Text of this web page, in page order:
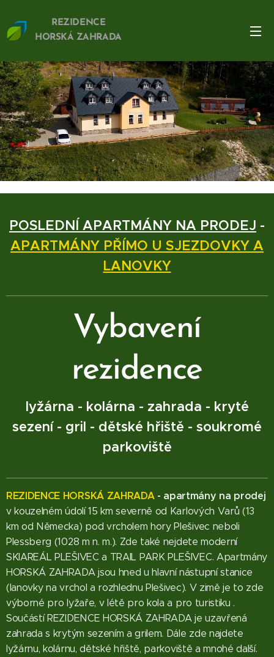
REZIDENCE
HORSKÁ ZAHRADA
POSLEDNÍ APARTMÁNY NA PRODEJ -
APARTMÁNY PŘÍMO U SJEZDOVKY A
LANOVKY
Vybavení
rezidence
lyžárna - kolárna - zahrada - kryté
sezení - gril - dětské hřiště - soukromé
parkoviště
REZIDENCE HORSKÁ ZAHRADA - apartmány na prodej
v kouzelném údolí 15 km severně od Karlových Varů (13
km od Německa) pod vrcholem hory Plešivec neboli
Plessberg (1028 m n. m.). Zde také nejdete moderní
SKIAREÁL PLEŠIVEC a TRAIL PARK PLEŠIVEC. Apartmány
HORSKÁ ZAHRADA jsou hned u hlavní nástupní stanice
(lanovky na vrchol a rozhlednu Plešivec). V zimě je to zde
výborné pro lyžaře, v létě pro kola a pro turistiku .
Součástí REZIDENCE HORSKÁ ZAHRADA je uzavřená
zahrada s krytým sezením a grilem. Dále zde najdete
lyžárnu, kolárnu, dětské hřiště, parkoviště a mnohé další.